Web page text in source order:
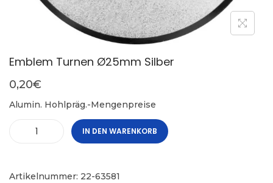
Emblem Turnen Ø25mm Silber
0,20€
Alumin. Hohlpräg.-Mengenpreise
IN DEN WARENKORB
Artikelnummer: 22-63581